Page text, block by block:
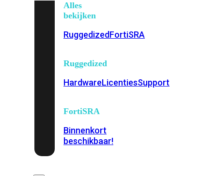
Alles
bekijken
RuggedizedFortiSRA
Ruggedized
HardwareLicentiesSupport
FortiSRA
Binnenkort
beschikbaar!